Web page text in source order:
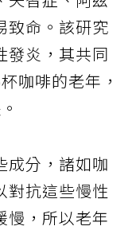
致命。該研究
發炎，其共同
咖啡的老年，
成分，諸如咖
對抗這些慢性
慢，所以老年